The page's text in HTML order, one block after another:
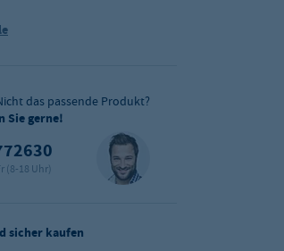
das passende Produkt?
Sie gerne!
(8-18 Uhr)
sicher kaufen